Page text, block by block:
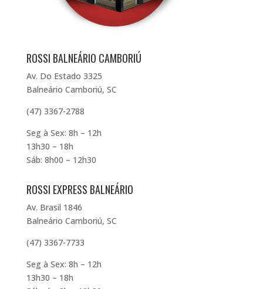
ROSSI BALNEÁRIO CAMBORIÚ
Av. Do Estado 3325
Balneário Camboriú, SC
(47) 3367-2788
Seg à Sex: 8h – 12h
13h30 – 18h
Sáb: 8h00 – 12h30
ROSSI EXPRESS BALNEÁRIO
Av. Brasil 1846
Balneário Camboriú, SC
(47) 3367-7733
Seg à Sex: 8h – 12h
13h30 – 18h